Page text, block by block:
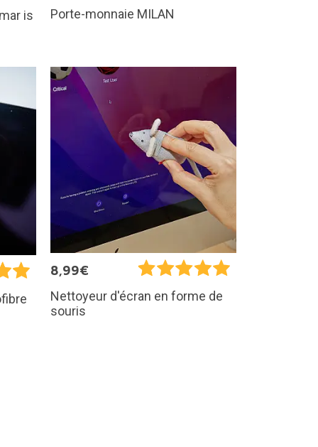
is
Porte-monnaie MILAN
8,99€
Nettoyeur d'écran en forme de
souris